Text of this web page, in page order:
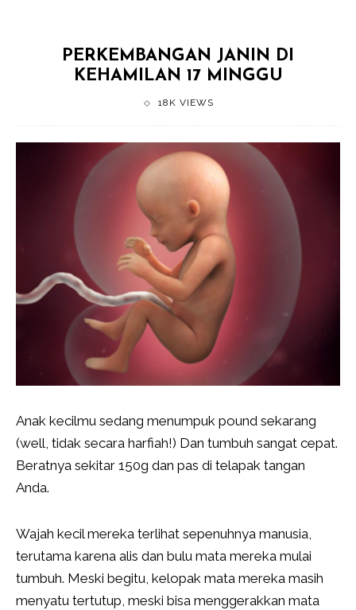
PERKEMBANGAN JANIN DI
KEHAMILAN 17 MINGGU
18K VIEWS
Anak kecilmu sedang menumpuk pound sekarang
(well, tidak secara harfiah!) Dan tumbuh sangat cepat.
Beratnya sekitar 150g dan pas di telapak tangan
Anda.
Wajah kecil mereka terlihat sepenuhnya manusia,
terutama karena alis dan bulu mata mereka mulai
tumbuh. Meski begitu, kelopak mata mereka masih
menyatu tertutup, meski bisa menggerakkan mata